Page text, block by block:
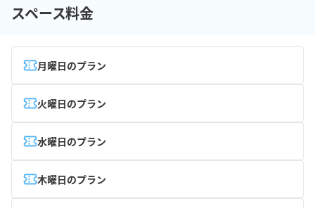
スペース料金
月曜日のプラン
火曜日のプラン
水曜日のプラン
木曜日のプラン